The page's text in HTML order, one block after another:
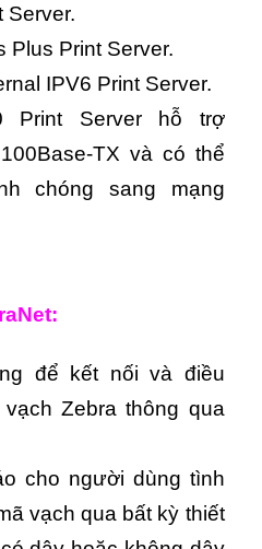
Server.
Plus Print Server.
IPV6 Print Server.
Print Server hỗ trợ
TX và có thể
chóng sang mạng
để kết nối và điều
Zebra thông qua
cho người dùng tình
vạch qua bất kỳ thiết